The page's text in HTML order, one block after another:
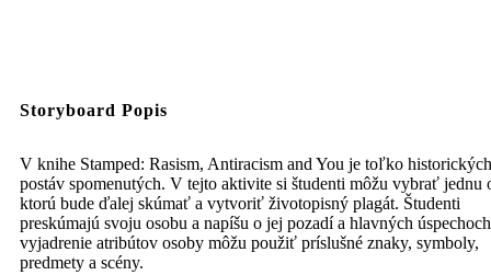
Storyboard Popis
V knihe Stamped: Rasism, Antiracism and You je toľko historických
postáv spomenutých. V tejto aktivite si študenti môžu vybrať jednu
ktorú bude ďalej skúmať a vytvoriť životopisný plagát. Študenti
preskúmajú svoju osobu a napíšu o jej pozadí a hlavných
vyjadrenie atribútov osoby môžu použiť príslušné znaky, symboly,
predmety a scény.